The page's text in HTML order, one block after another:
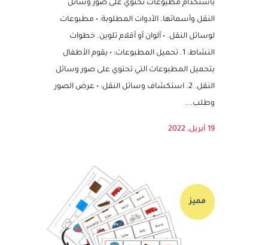
نشاط تعلم الكلمات مع وسائل النقل الهدف:
تعليم الأطفال الكلمات العربية والإنجليزية
باستخدام مطبوعات تحتوي على صور وسائل
النقل وأسمائها. الأدوات المطلوبة: • مطبوعات
لوسائل النقل. • ألوان أو أقلام تلوين. خطوات
النشاط: 1. تحميل المطبوعات: • يقوم الأطفال
بتحميل المطبوعات التي تحتوي على صور وسائل